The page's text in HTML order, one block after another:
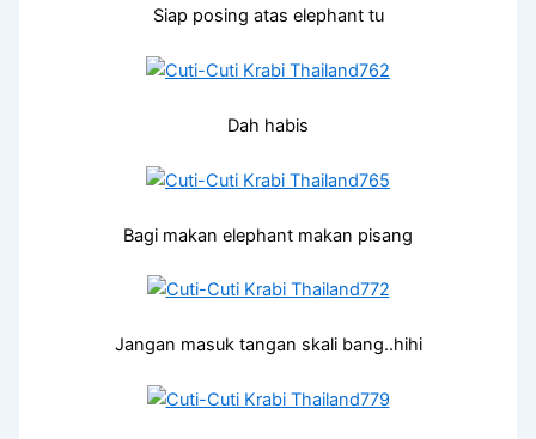
Siap posing atas elephant tu
Dah habis
Bagi makan elephant makan pisang
Jangan masuk tangan skali bang..hihi